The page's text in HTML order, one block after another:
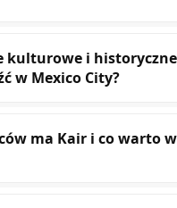
kulturowe i historyczne
w Mexico City?
ma Kair i co warto